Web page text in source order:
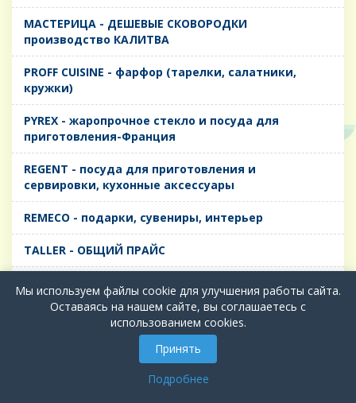
MАСТЕРИЦА - ДЕШЕВЫЕ СКОВОРОДКИ
производство КАЛИТВА
PROFF CUISINE - фарфор (тарелки, салатники,
кружки)
PYREX - жаропрочное стекло и посуда для
приготовления-Франция
REGENT - посуда для приготовления и
сервировки, кухонные аксессуары
REMECO - подарки, сувениры, интерьер
TALLER - ОБЩИЙ ПРАЙС
TIMA - посуда для приготовления и сервировки,
кухонные аксессуары
БИОСТАЛЬ - ТЕРМОСА
Мы используем файлы cookie для улучшения работы сайта.
Оставаясь на нашем сайте, вы соглашаетесь с
использованием cookies.
Принять
Подробнее